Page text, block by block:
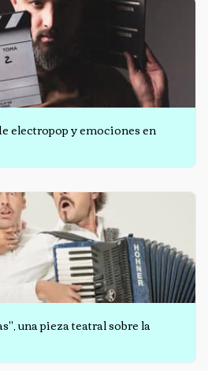
electropop y emociones en
una pieza teatral sobre la